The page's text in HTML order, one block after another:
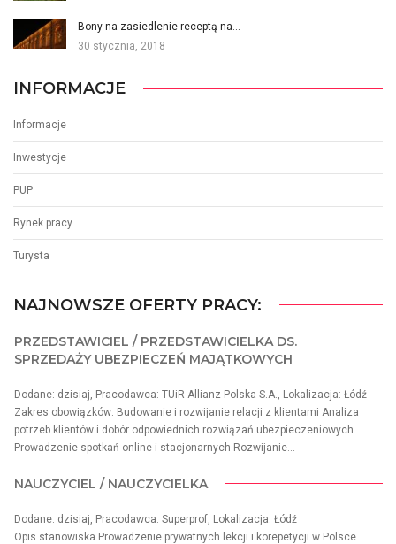
Bony na zasiedlenie receptą na…
30 stycznia, 2018
INFORMACJE
Informacje
Inwestycje
PUP
Rynek pracy
Turysta
NAJNOWSZE OFERTY PRACY:
PRZEDSTAWICIEL / PRZEDSTAWICIELKA DS.
SPRZEDAŻY UBEZPIECZEŃ MAJĄTKOWYCH
Dodane: dzisiaj, Pracodawca: TUiR Allianz Polska S.A., Lokalizacja: Łódź
Zakres obowiązków: Budowanie i rozwijanie relacji z klientami Analiza
potrzeb klientów i dobór odpowiednich rozwiązań ubezpieczeniowych
Prowadzenie spotkań online i stacjonarnych Rozwijanie...
NAUCZYCIEL / NAUCZYCIELKA
Dodane: dzisiaj, Pracodawca: Superprof, Lokalizacja: Łódź
Opis stanowiska Prowadzenie prywatnych lekcji i korepetycji w Polsce.